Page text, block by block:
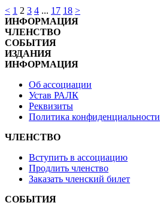
< 1 2 3 4 ... 17 18 >
ИНФОРМАЦИЯ
ЧЛЕНСТВО
СОБЫТИЯ
ИЗДАНИЯ
ИНФОРМАЦИЯ
Об ассоциации
Устав РАЛК
Реквизиты
Политика конфиденциальности
ЧЛЕНСТВО
Вступить в ассоциацию
Продлить членство
Заказать членский билет
СОБЫТИЯ